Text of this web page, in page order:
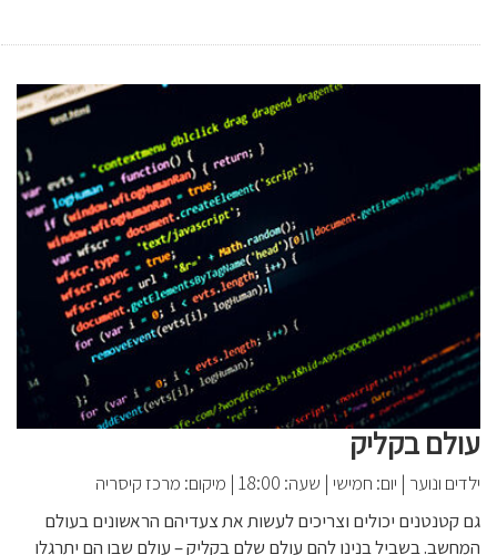
עולם בקליק
ילדים ונוער | יום: חמישי | שעה: 18:00 | מיקום: מרכז קיסריה
גם קטנטנים יכולים וצריכים לעשות את צעדיהם הראשונים בעולם
המחשב. בשביל בנינו להם עולם שלם בקליק – עולם שבו הם יתרגלו